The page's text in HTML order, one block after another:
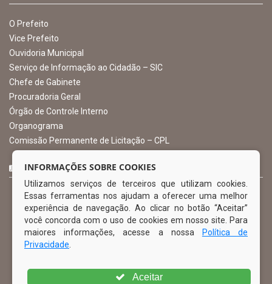
Atendimento: 07:00hs às 13:00hs
gabinete@ibimirim.pe.gov.br
Ibimirim - PE
ORGANIZACIONAL
O Prefeito
Vice Prefeito
Ouvidoria Municipal
Serviço de Informação ao Cidadão – SIC
Chefe de Gabinete
Procuradoria Geral
Órgão de Controle Interno
Organograma
INFORMAÇÕES SOBRE COOKIES
Utilizamos serviços de terceiros que utilizam cookies.
Essas ferramentas nos ajudam a oferecer uma melhor
experiência de navegação. Ao clicar no botão “Aceitar”
você concorda com o uso de cookies em nosso site. Para
maiores informações, acesse a nossa
Política de
Privacidade
Aceitar